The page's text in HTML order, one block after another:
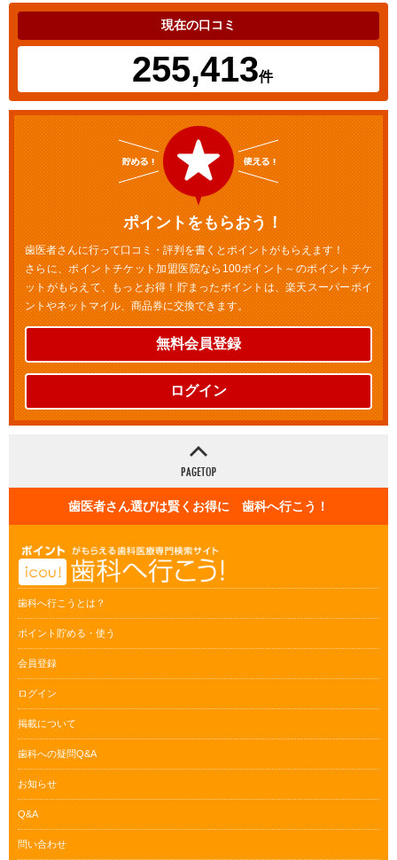
現在の口コミ
255,413件
ポイントをもらおう！
歯医者さんに行って口コミ・評判を書くとポイントがもらえます！
さらに、ポイントチケット加盟医院なら100ポイント～のポイントチケ
ットがもらえて、もっとお得！貯まったポイントは、楽天スーパーポイ
ントやネットマイル、商品券に交換できます。
無料会員登録
ログイン
歯医者さん選びは賢くお得に 歯科へ行こう！
歯科へ行こうとは？
ポイント貯める・使う
会員登録
ログイン
掲載について
歯科への疑問Q&A
お知らせ
Q&A
問い合わせ